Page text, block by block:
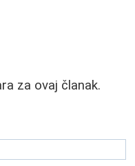
za ovaj članak.